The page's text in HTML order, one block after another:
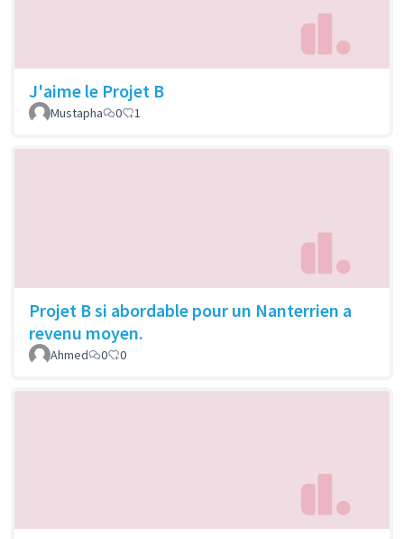
J'aime le Projet B
Mustapha 0 1
Projet B si abordable pour un Nanterrien a
revenu moyen.
Ahmed 0 0